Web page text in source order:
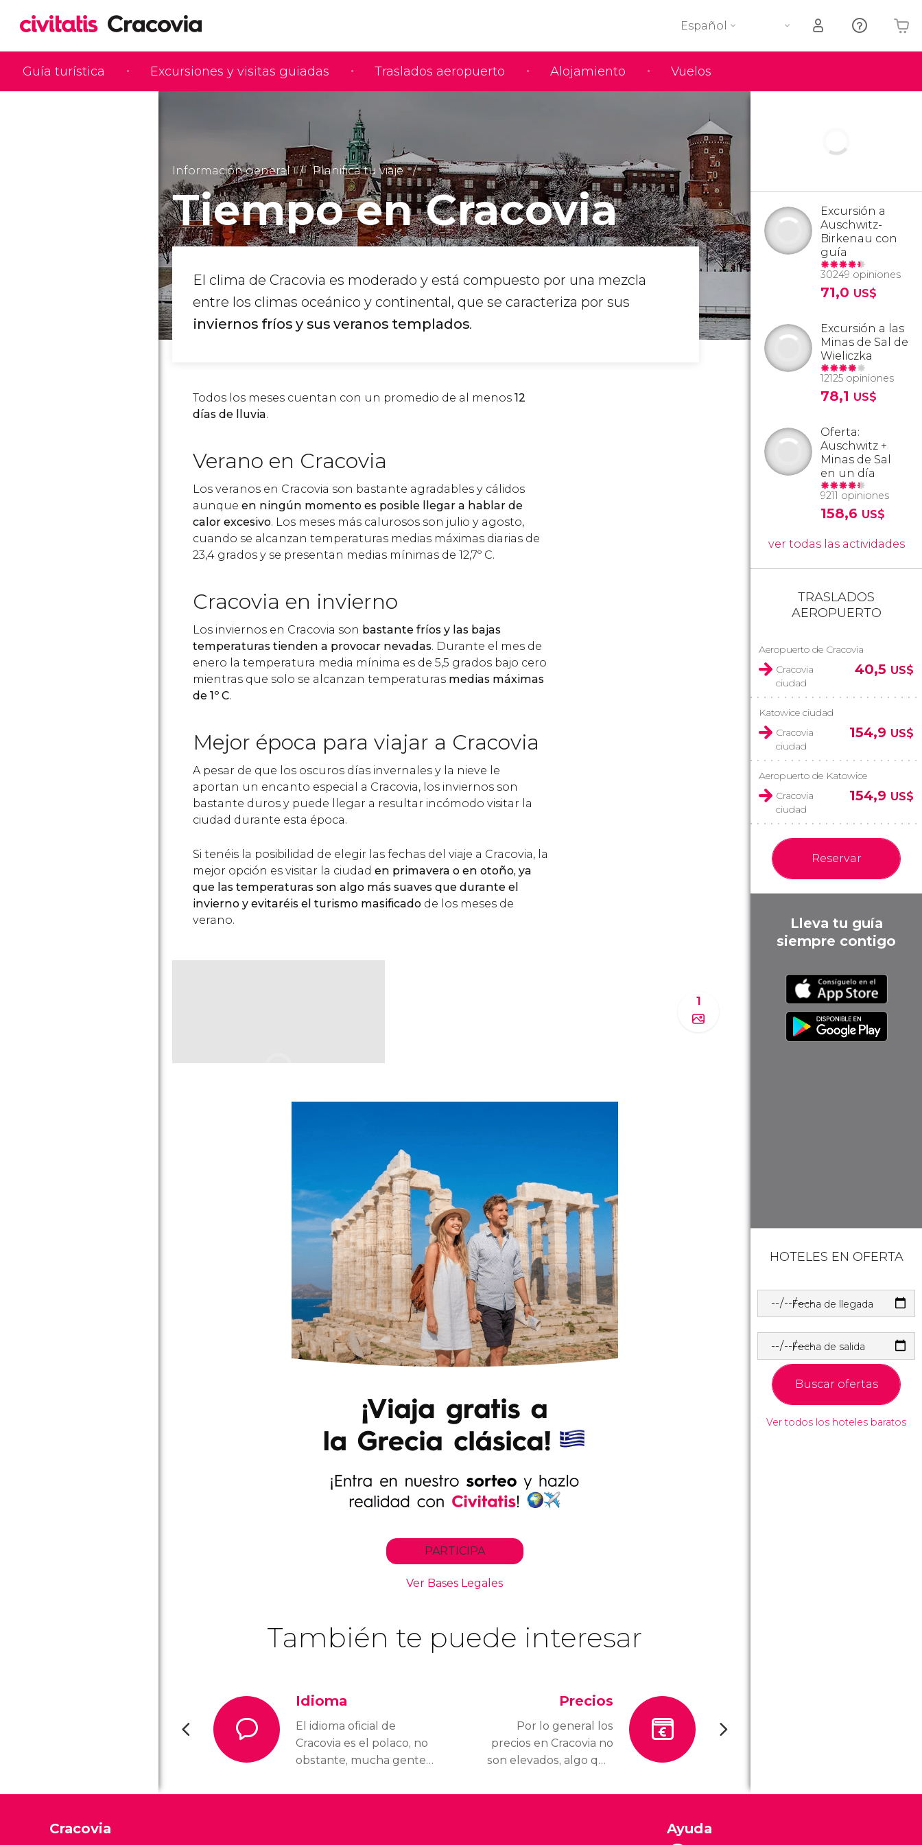
Guía turística Excursiones y visitas guiadas Traslados aeropuerto Alojamiento Vuelos
Español
Información general Planifica tu viaje
Tiempo en Cracovia
El clima de Cracovia es moderado y está compuesto por una mezcla
entre los climas oceánico y continental, que se caracteriza por sus
inviernos fríos y sus veranos templados.
Todos los meses cuentan con un promedio de al menos 12
días de lluvia.
Verano en Cracovia
Los veranos en Cracovia son bastante agradables y cálidos
aunque en ningún momento es posible llegar a hablar de
calor excesivo. Los meses más calurosos son julio y agosto,
cuando se alcanzan temperaturas medias máximas diarias de
23,4 grados y se presentan medias mínimas de 12,7º C.
Cracovia en invierno
Los inviernos en Cracovia son bastante fríos y las bajas
temperaturas tienden a provocar nevadas. Durante el mes de
enero la temperatura media mínima es de 5,5 grados bajo cero
mientras que solo se alcanzan temperaturas medias máximas
de 1º C.
Mejor época para viajar a Cracovia
A pesar de que los oscuros días invernales y la nieve le
aportan un encanto especial a Cracovia, los inviernos son
bastante duros y puede llegar a resultar incómodo visitar la
ciudad durante esta época.
Si tenéis la posibilidad de elegir las fechas del viaje a Cracovia, la
mejor opción es visitar la ciudad en primavera o en otoño, ya
que las temperaturas son algo más suaves que durante el
invierno y evitaréis el turismo masificado de los meses de
verano.
1
También te puede interesar
Idioma
El idioma oficial de
Cracovia es el polaco, no
obstante, mucha gente,
personas que trabajan
Precios
Por lo general los
precios en Cracovia no
son elevados, algo que
disfrutar de la ciudad
Excursión a
Auschwitz-
Birkenau con
guía
30249 opiniones
71,0 US$
Excursión a las
Minas de Sal de
Wieliczka
12125 opiniones
78,1 US$
Oferta:
Auschwitz +
Minas de Sal
en un día
9211 opiniones
158,6 US$
ver todas las actividades
TRASLADOS
AEROPUERTO
Aeropuerto de Cracovia
Cracovia
ciudad
40,5 US$
Katowice ciudad
Cracovia
ciudad
154,9 US$
Aeropuerto de Katowice
Cracovia
ciudad
154,9 US$
Reservar
Lleva tu guía
siempre contigo
HOTELES EN OFERTA
Fecha de llegada
Fecha de salida
Buscar ofertas
Ver todos los hoteles baratos
Cracovia Ayuda